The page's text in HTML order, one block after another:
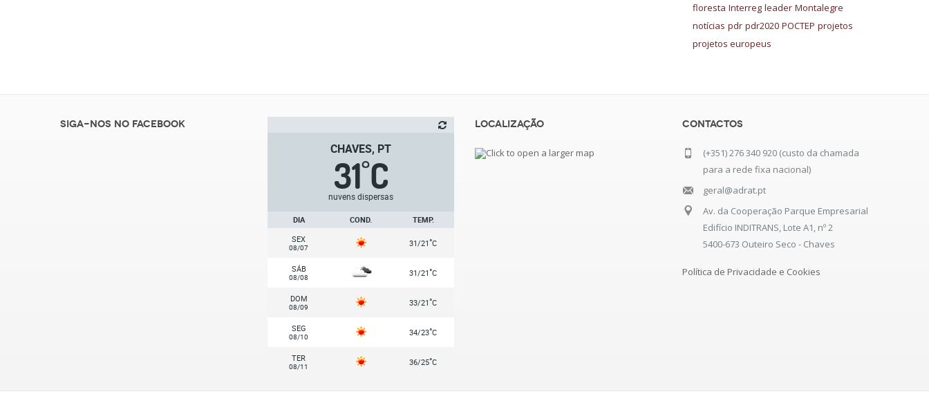
floresta Interreg leader Montalegre
notícias pdr pdr2020 POCTEP projetos
projetos europeus
Siga-nos no Facebook
CHAVES, PT
31°C
nuvens dispersas
DIA COND.
TEMP.
SEX
08/07 31/21°C
SÁB
08/08 31/21°C
DOM
08/09 33/21°C
SEG
08/10 34/23°C
TER
08/11 36/25°C
Localização Contactos
(+351) 276 340 920 (custo da chamada
para a rede fixa nacional)
geral@adrat.pt
Av. da Cooperação Parque Empresarial
Edifício INDITRANS, Lote A1, nº 2
5400-673 Outeiro Seco - Chaves
Política de Privacidade e Cookies